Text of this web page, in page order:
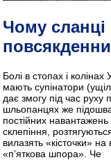
Чому
Болі в стопах і колінах
мають супінатори
дає змогу під час
шльопанцях же
постійних
склепіння,
вилазять «кісточки»
«п’яткова шпора». Че